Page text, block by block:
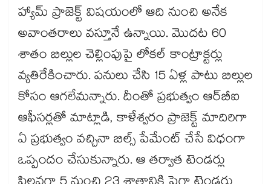
హ్యామ్​ ప్రాజెక్ట్​ విషయంలో ఆది నుంచి అనేక
అవాంతరాలు వస్తూనే ఉన్నాయి. మొదట 60
శాతం బిల్లుల చెల్లింపుపై లోకల్​ కాంట్రాక్టర్లు
వ్యతిరేకించారు. పనులు చేసి 15 ఏళ్ల పాటు బిల్లుల
కోసం ఆగలేమన్నారు. దీంతో ప్రభుత్వం ఆర్​బీఐ
ఆఫీసర్లతో మాట్లాడి, కాళేశ్వరం ప్రాజెక్ట్​ మాదిరిగా
ఏ ప్రభుత్వం వచ్చినా బిల్స్​ పేమేంట్​ చేసే విధంగా
ఒప్పందం చేసుకున్నారు. ఆ తర్వాత టెండర్లు